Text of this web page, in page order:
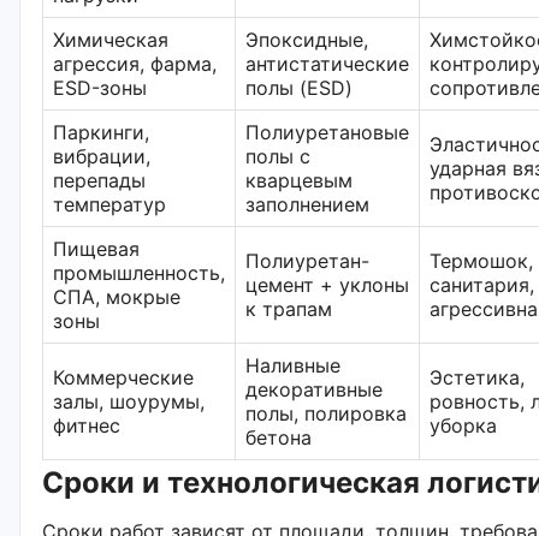
Химическая
агрессия, фарма,
ESD-зоны
Эпоксидные,
антистатические
полы (ESD)
Паркинги,
вибрации,
перепады
температур
Полиуретановые
полы с
кварцевым
заполнением
ударная
Пищевая
промышленность,
СПА, мокрые
зоны
Полиуретан-
цемент + уклоны
к трапам
Термошок,
санитария,
Коммерческие
залы, шоурумы,
фитнес
Наливные
декоративные
полы, полировка
бетона
Эстетика,
ровность,
уборка
Сроки и технологическая
Сроки работ зависят от площади, толщин,